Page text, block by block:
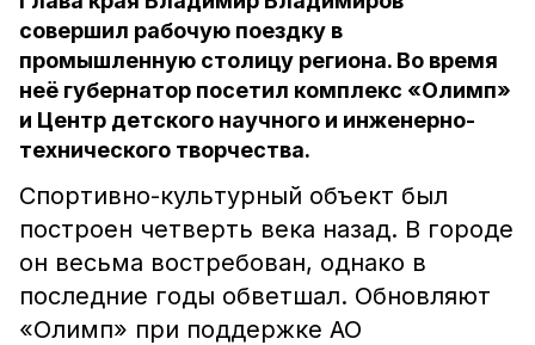
совершил рабочую поездку в
промышленную столицу региона. Во время
неё губернатор посетил комплекс «Олимп»
и Центр детского научного и инженерно-
технического творчества.
Спортивно-культурный объект был
построен четверть века назад. В городе
он весьма востребован, однако в
последние годы обветшал. Обновляют
«Олимп» при поддержке АО